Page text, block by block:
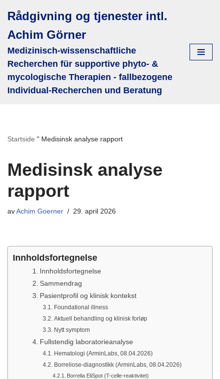
til
innholdet
Rådgivning og tjenester intl.
Achim Görner
Medizinisch-wissenschaftliche
Recherchen für supportive phyto- &
mycologische Therapien - fallbezogene
Individual-Recherchen und Beratung
Startside " Medisinsk analyse rapport
Medisinsk analyse
rapport
av Achim Goerner 29. april 2026
Innholdsfortegnelse
Innholdsfortegnelse
Sammendrag
Pasientprofil og klinisk kontekst
Foundational illness
Aktuell behandling og klinisk forløp
Nytt symptom
Fullstendig laboratorieanalyse
Hematologi (ArminLabs, 08.04.2026)
Borreliose-diagnostikk (ArminLabs, 08.04.2026)
Borrelia EliSpot (T-celle-reaktivitet)